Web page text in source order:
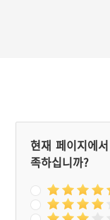
현재 페이지에
족하십니까?